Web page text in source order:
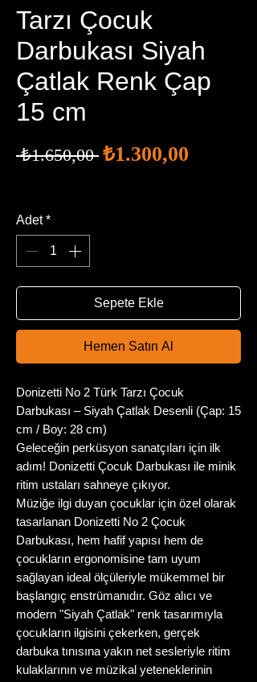
Tarzı Çocuk
Darbukası Siyah
Çatlak Renk Çap
15 cm
₺1.650,00 Normal
₺1.300,00
Adet *
Sepete Ekle
Hemen Satın Al
Donizetti No 2 Türk Tarzı Çocuk
Darbukası – Siyah Çatlak Desenli (Çap: 15
cm / Boy: 28 cm)
Geleceğin perküsyon sanatçıları için ilk
adım! Donizetti Çocuk Darbukası ile minik
ritim ustaları sahneye çıkıyor.
Müziğe ilgi duyan çocuklar için özel olarak
tasarlanan Donizetti No 2 Çocuk
Darbukası, hem hafif yapısı hem de
çocukların ergonomisine tam uyum
sağlayan ideal ölçüleriyle mükemmel bir
başlangıç enstrümanıdır. Göz alıcı ve
modern "Siyah Çatlak" renk tasarımıyla
çocukların ilgisini çekerken, gerçek
darbuka tınısına yakın net sesleriyle ritim
kulaklarının ve müzikal yeteneklerinin